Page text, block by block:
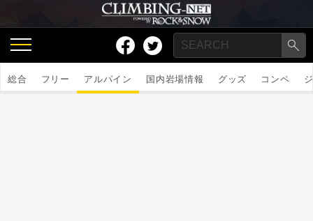
総合 フリー アルパイン 国内岩場情報 グッズ コンペ